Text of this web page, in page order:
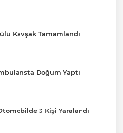
Kavşak Tamamlandı
Doğum Yaptı
3 Kişi Yaralandı